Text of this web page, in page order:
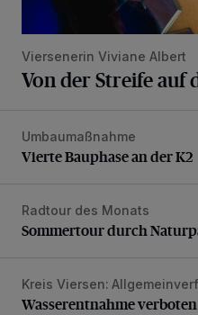
Viersenerin Viviane Albert
Von der Streife auf
Vierte Bauphase an der K2
Umbaumaßnahme
Vierte Bauphase an der K2
Sommertour durch
Radtour des Monats
Sommertour durch
Wasserentnahme verboten
Kreis Viersen:
Wasserentnahme verboten